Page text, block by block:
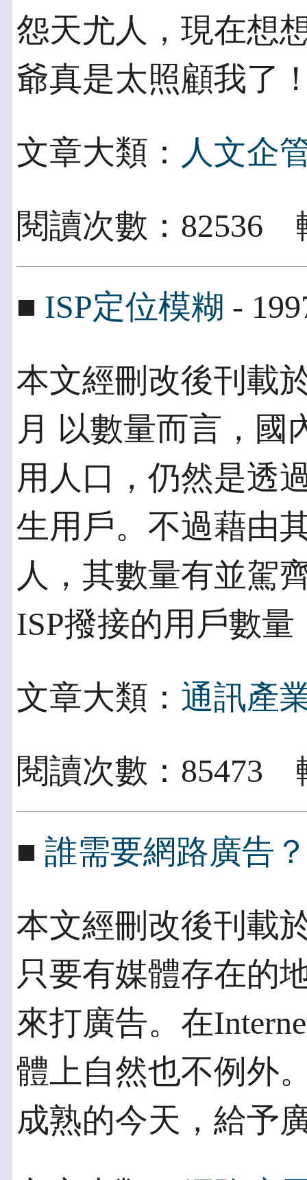
怨天尤人，現在想
爺真是太照顧我了
文章大類： 人文企
閱讀次數：82536
■ ISP定位模糊 -
本文經刪改後刊載
月 以數量而言，國
用人口，仍然是透
生用戶。不過藉由
人，其數量有並駕
ISP撥接的用戶數
文章大類： 通訊產
閱讀次數：85473
■ 誰需要網路廣告？
本文經刪改後刊載
只要有媒體存在的
來打廣告。在
體上自然也不例外
成熟的今天，給予